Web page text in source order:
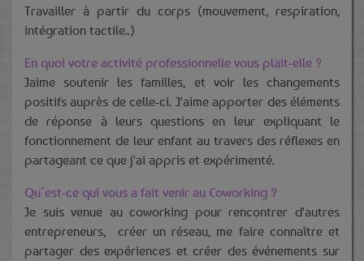
Travailler à partir du corps (mouvement, respiration,
intégration tactile..)
En quoi votre activité professionnelle vous plait-elle ?
Jaime soutenir les familles, et voir les changements
positifs auprès de celle-ci. J'aime apporter des éléments
de réponse à leurs questions en leur expliquant le
fonctionnement de leur enfant au travers des réflexes en
partageant ce que j'ai appris et expérimenté.
Qu’est-ce qui vous a fait venir au Coworking ?
Je suis venue au coworking pour rencontrer d'autres
entrepreneurs, créer un réseau, me faire connaître et
partager des expériences et créer des événements sur